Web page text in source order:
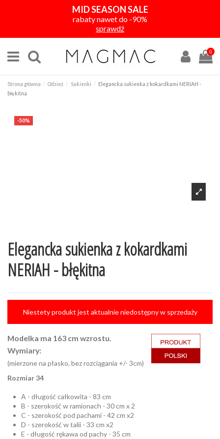
MID SEASON SALE
rabaty nawet do -90%
sprawdź
0
Strona główna Odzież Sukienki
Elegancka sukienka z kokardkami NERIAH -
błękitna
-50%
Elegancka sukienka z kokardkami
NERIAH - błękitna
Niestety produkt jest aktualnie niedostępny w sprzedaży
Modelka ma 163 cm wzrostu.
Wymiary:
(mierzone na płasko, bez rozciągania +/- 3cm)
Rozmiar 34
A - długość całkowita - 83 cm
B - szerokość w ramionach - 30 cm x 2
C - szerokość pod pachami - 42 cm x2
D - szerokość w talii - 33 cm x2
E - długość rękawa od pachy - 35 cm